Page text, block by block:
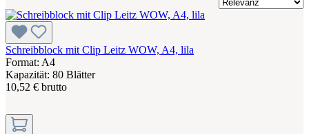
Schreibblock mit Clip Leitz WOW, A4, lila
Format: A4
Kapazität: 80 Blätter
10,52 € brutto